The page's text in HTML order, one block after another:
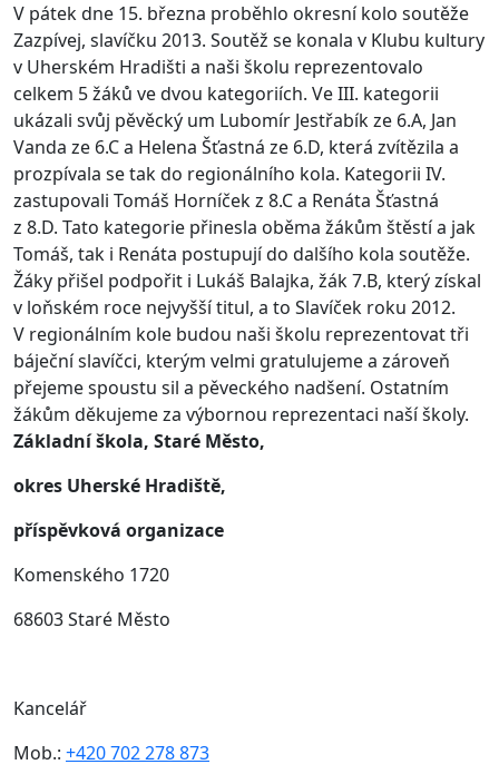
V pátek dne 15. března proběhlo okresní kolo soutěže
Zazpívej, slavíčku 2013. Soutěž se konala v Klubu kultury
v Uherském Hradišti a naši školu reprezentovalo
celkem 5 žáků ve dvou kategoriích. Ve III. kategorii
ukázali svůj pěvěcký um Lubomír Jestřabík ze 6.A, Jan
Vanda ze 6.C a Helena Šťastná ze 6.D, která zvítězila a
prozpívala se tak do regionálního kola. Kategorii IV.
zastupovali Tomáš Horníček z 8.C a Renáta Šťastná
z 8.D. Tato kategorie přinesla oběma žákům štěstí a jak
Tomáš, tak i Renáta postupují do dalšího kola soutěže.
Žáky přišel podpořit i Lukáš Balajka, žák 7.B, který získal
v loňském roce nejvyšší titul, a to Slavíček roku 2012.
V regionálním kole budou naši školu reprezentovat tři
báječní slavíčci, kterým velmi gratulujeme a zároveň
přejeme spoustu sil a pěveckého nadšení. Ostatním
žákům děkujeme za výbornou reprezentaci naší školy.
Základní škola, Staré Město,
okres Uherské Hradiště,
příspěvková organizace
Komenského 1720
68603 Staré Město
Kancelář
Mob.: +420 702 278 873